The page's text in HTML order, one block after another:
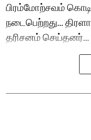
பிரம்மோற்சவம்
நடைபெற்றது...
தரிசனம் செய்தனர்...